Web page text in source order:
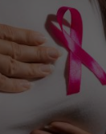
de sân nu